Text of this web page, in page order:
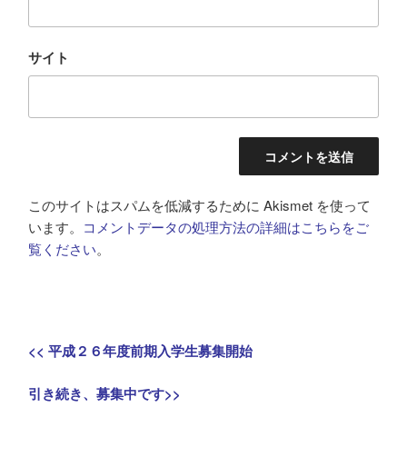
サイト
このサイトはスパムを低減するために Akismet を使って
います。 コメントデータの処理方法の詳細はこちらをご
覧ください。
投
稿
<< Previous
平成２６年度前期入学生募集開始
Next
引き続き、募集中です>>